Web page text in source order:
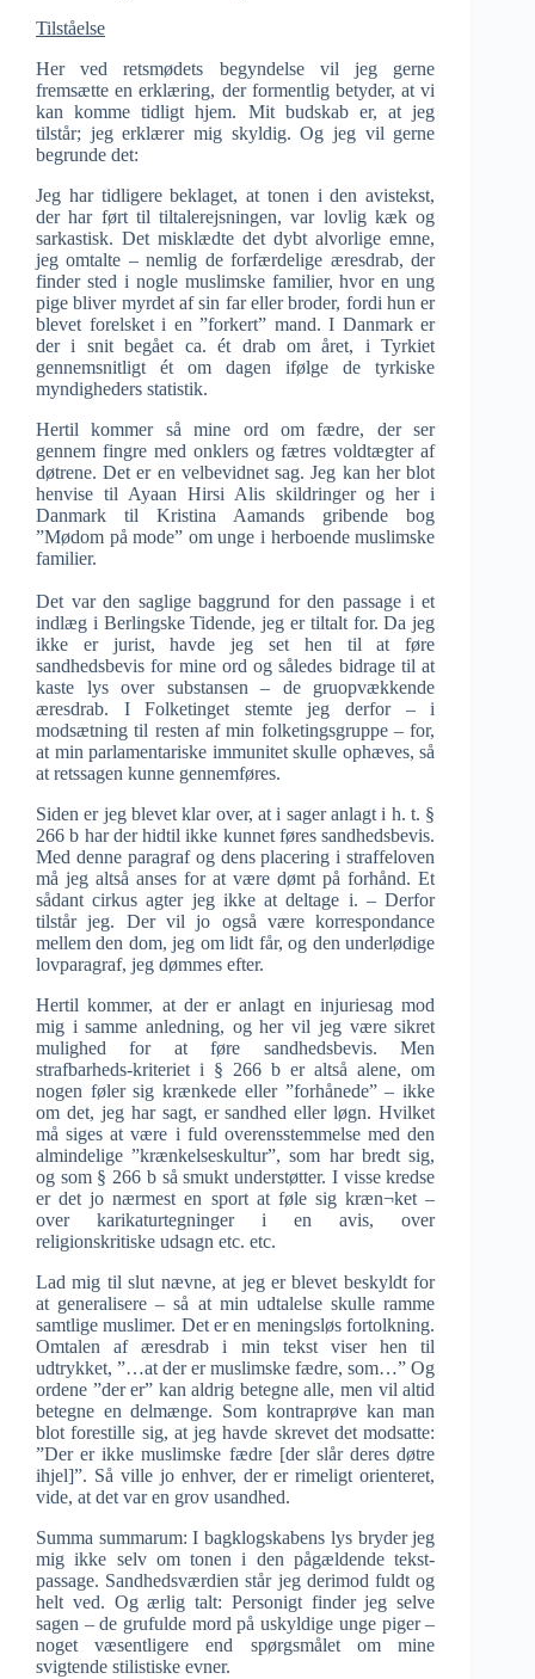
Tilståelse
Her ved retsmødets begyndelse vil jeg gerne
fremsætte en erklæring, der formentlig betyder, at vi
kan komme tidligt hjem. Mit budskab er, at jeg
tilstår; jeg erklærer mig skyldig. Og jeg vil gerne
begrunde det:
Jeg har tidligere beklaget, at tonen i den avistekst,
der har ført til tiltalerejsningen, var lovlig kæk og
sarkastisk. Det misklædte det dybt alvorlige emne,
jeg omtalte – nemlig de forfærdelige æresdrab, der
finder sted i nogle muslimske familier, hvor en ung
pige bliver myrdet af sin far eller broder, fordi hun er
blevet forelsket i en ”forkert” mand. I Danmark er
der i snit begået ca. ét drab om året, i Tyrkiet
gennemsnitligt ét om dagen ifølge de tyrkiske
myndigheders statistik.
Hertil kommer så mine ord om fædre, der ser
gennem fingre med onklers og fætres voldtægter af
døtrene. Det er en velbevidnet sag. Jeg kan her blot
henvise til Ayaan Hirsi Alis skildringer og her i
Danmark til Kristina Aamands gribende bog
”Mødom på mode” om unge i herboende muslimske
familier.
Det var den saglige baggrund for den passage i et
indlæg i Berlingske Tidende, jeg er tiltalt for. Da jeg
ikke er jurist, havde jeg set hen til at føre
sandhedsbevis for mine ord og således bidrage til at
kaste lys over substansen – de gruopvækkende
æresdrab. I Folketinget stemte jeg derfor – i
modsætning til resten af min folketingsgruppe – for,
at min parlamentariske immunitet skulle ophæves, så
at retssagen kunne gennemføres.
Siden er jeg blevet klar over, at i sager anlagt i h. t. §
266 b har der hidtil ikke kunnet føres sandhedsbevis.
Med denne paragraf og dens placering i straffeloven
må jeg altså anses for at være dømt på forhånd. Et
sådant cirkus agter jeg ikke at deltage i. – Derfor
tilstår jeg. Der vil jo også være korrespondance
mellem den dom, jeg om lidt får, og den underlødige
lovparagraf, jeg dømmes efter.
Hertil kommer, at der er anlagt en injuriesag mod
mig i samme anledning, og her vil jeg være sikret
mulighed for at føre sandhedsbevis. Men
strafbarheds-kriteriet i § 266 b er altså alene, om
nogen føler sig krænkede eller ”forhånede” – ikke
om det, jeg har sagt, er sandhed eller løgn. Hvilket
må siges at være i fuld overensstemmelse med den
almindelige ”krænkelseskultur”, som har bredt sig,
og som § 266 b så smukt understøtter. I visse kredse
er det jo nærmest en sport at føle sig kræn¬ket –
over karikaturtegninger i en avis, over
religionskritiske udsagn etc. etc.
Lad mig til slut nævne, at jeg er blevet beskyldt for
at generalisere – så at min udtalelse skulle ramme
samtlige muslimer. Det er en meningsløs fortolkning.
Omtalen af æresdrab i min tekst viser hen til
udtrykket, ”…at der er muslimske fædre, som…” Og
ordene ”der er” kan aldrig betegne alle, men vil altid
betegne en delmænge. Som kontraprøve kan man
blot forestille sig, at jeg havde skrevet det modsatte:
”Der er ikke muslimske fædre [der slår deres døtre
ihjel]”. Så ville jo enhver, der er rimeligt orienteret,
vide, at det var en grov usandhed.
Summa summarum: I bagklogskabens lys bryder jeg
mig ikke selv om tonen i den pågældende tekst-
passage. Sandhedsværdien står jeg derimod fuldt og
helt ved. Og ærlig talt: Personigt finder jeg selve
sagen – de grufulde mord på uskyldige unge piger –
noget væsentligere end spørgsmålet om mine
svigtende stilistiske evner.